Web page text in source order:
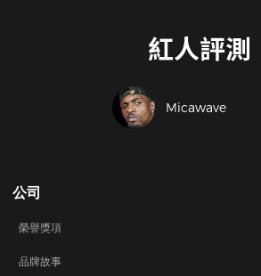
紅人評測
Micawave
公司
榮譽獎項
品牌故事